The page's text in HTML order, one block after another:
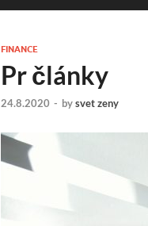
FINANCE
Pr články
24.8.2020 - bysvet zeny